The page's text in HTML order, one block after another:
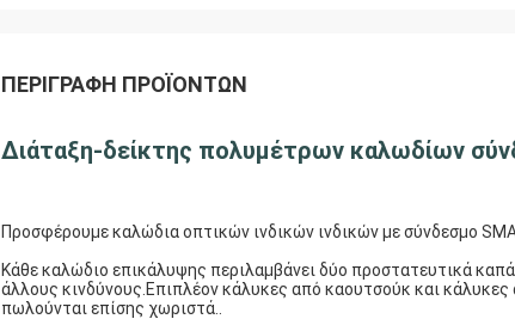
ΠΕΡΙΓΡΑΦΉ ΠΡΟΪΌΝΤΩΝ
Διάταξη-δείκτης πολυμέτρων καλωδίων
Προσφέρουμε καλώδια οπτικών ινδικών ινδικών με σύνδεσμο
Κάθε καλώδιο επικάλυψης περιλαμβάνει δύο προστατευτικά
άλλους κινδύνους.Επιπλέον κάλυκες από καουτσούκ και κάλυκες
πωλούνται επίσης χωριστά..